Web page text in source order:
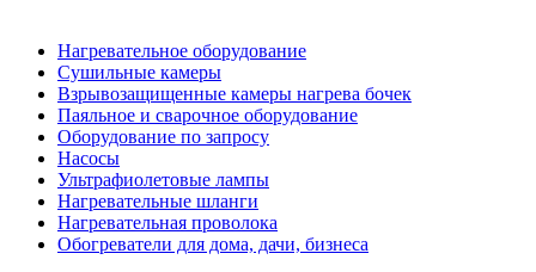
Нагревательное оборудование
Сушильные камеры
Взрывозащищенные камеры нагрева бочек
Паяльное и сварочное оборудование
Оборудование по запросу
Насосы
Ультрафиолетовые лампы
Нагревательные шланги
Нагревательная проволока
Обогреватели для дома, дачи, бизнеса